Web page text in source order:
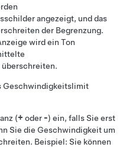
angezeigt, und das
der Begrenzung.
wird ein Ton
Geschwindigkeitslimit
(+oder -) ein, falls Sie erst
Sie die Geschwindigkeit um
Beispiel: Sie können